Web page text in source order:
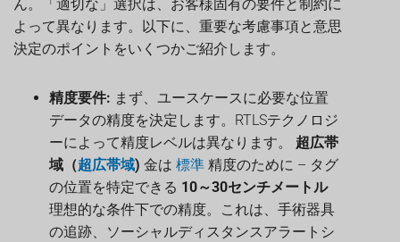
ん。「適切な」選択は、お客様固有の要件と制約に
よって異なります。以下に、重要な考慮事項と意思
決定のポイントをいくつかご紹介します。
精度要件: まず、ユースケースに必要な位置
データの精度を決定します。RTLSテクノロジ
ーによって精度レベルは異なります。 超広帯
域（超広帯域) 金は 標準 精度のために – タグ
の位置を特定できる 10～30センチメートル
理想的な条件下での精度。これは、手術器具
の追跡、ソーシャルディスタンスアラートシ